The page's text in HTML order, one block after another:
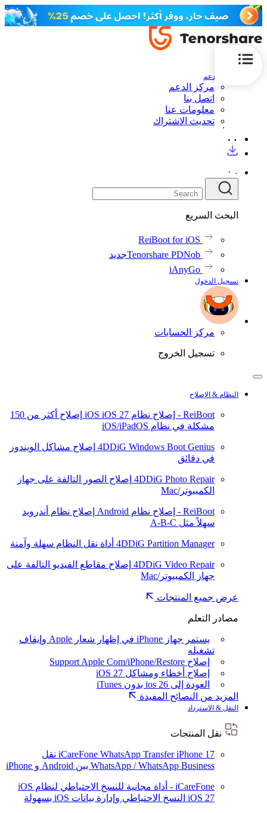
الدعم
مركز الدعم
اتصل بنا
معلومات عنا
تحديث الاشتراك
البحث السريع
ReiBoot for iOS
Tenorshare PDNobجديد
iAnyGo
تسجيل الدخول
مركز الحسابات
تسجيل الخروج
النظام & الإصلاح
ReiBoot - إصلاح نظام iOS iOS 27
إصلاح أكثر من 150
مشكلة في نظام iOS/iPadOS
4DDiG Windows Boot Genius إصلاح مشاكل الويندوز
في دقائق
4DDiG Photo Repair إصلاح الصور التالفة على جهاز
الكمبيوتر/Mac
ReiBoot - إصلاح نظام Android
إصلاح نظام أندرويد
سهلاً مثل A-B-C
4DDiG Partition Manager أداة نقل النظام سهلة وآمنة
4DDiG Video Repair إصلاح مقاطع الفيديو التالفة على
جهاز الكمبيوتر/Mac
عرض جميع المنتجات
مصادر التعلم
يستمر جهاز iPhone في إظهار شعار Apple وإيقاف
تشغيله
إصلاح Support Apple Com/iPhone/Restore
إصلاح أخطاء ومشاكل iOS 27
العودة إلى ios 26 بدون iTunes
المزيد من النصائح المفيدة
النقل & الاسترداد
نقل المنتجات
iCareFone WhatsApp TransferiPhone 17
نقل
WhatsApp / WhatsApp Business بين Android و iPhone
iCareFone - أداة مجانية للنسخ الاحتياطي لنظام iOS
iOS 27 النسخ الاحتياطي وإدارة بيانات iOS بسهولة